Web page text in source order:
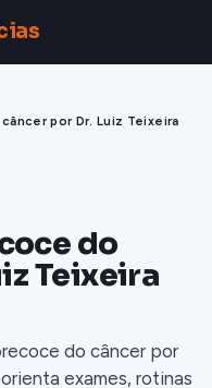
por Dr. Luiz Teixeira
do
Teixeira
do câncer por
exames, rotinas